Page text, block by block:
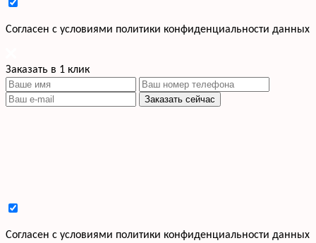
Cогласен с условиями политики конфиденциальности данных
Заказать в 1 клик
Заказать сейчас
Cогласен с условиями политики конфиденциальности данных